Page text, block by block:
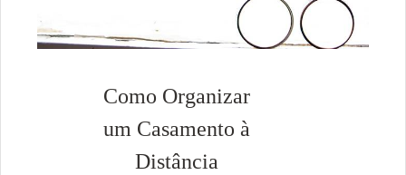
Como Organizar
um Casamento à
Distância